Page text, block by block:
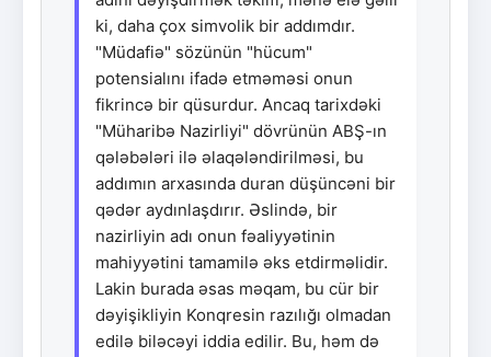
ki, daha çox simvolik bir addımdır.
"Müdafiə" sözünün "hücum"
potensialını ifadə etməməsi onun
fikrincə bir qüsurdur. Ancaq tarixdəki
"Müharibə Nazirliyi" dövrünün ABŞ-ın
qələbələri ilə əlaqələndirilməsi, bu
addımın arxasında duran düşüncəni bir
qədər aydınlaşdırır. Əslində, bir
nazirliyin adı onun fəaliyyətinin
mahiyyətini tamamilə əks etdirməlidir.
Lakin burada əsas məqam, bu cür bir
dəyişikliyin Konqresin razılığı olmadan
edilə biləcəyi iddia edilir. Bu, həm də